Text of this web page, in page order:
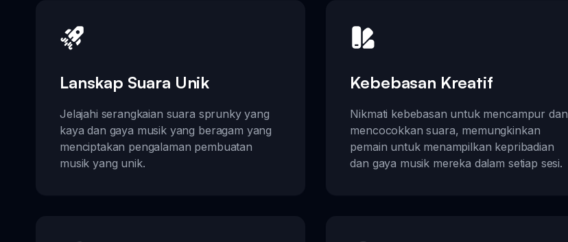
Lanskap Suara Unik
Jelajahi serangkaian suara sprunky yang
kaya dan gaya musik yang beragam yang
menciptakan pengalaman pembuatan
musik yang unik.
Kebebasan Kreatif
Nikmati kebebasan untuk mencampur dan
mencocokkan suara, memungkinkan
pemain untuk menampilkan kepribadian
dan gaya musik mereka dalam setiap sesi.